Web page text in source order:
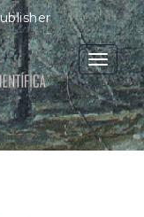
Toggle